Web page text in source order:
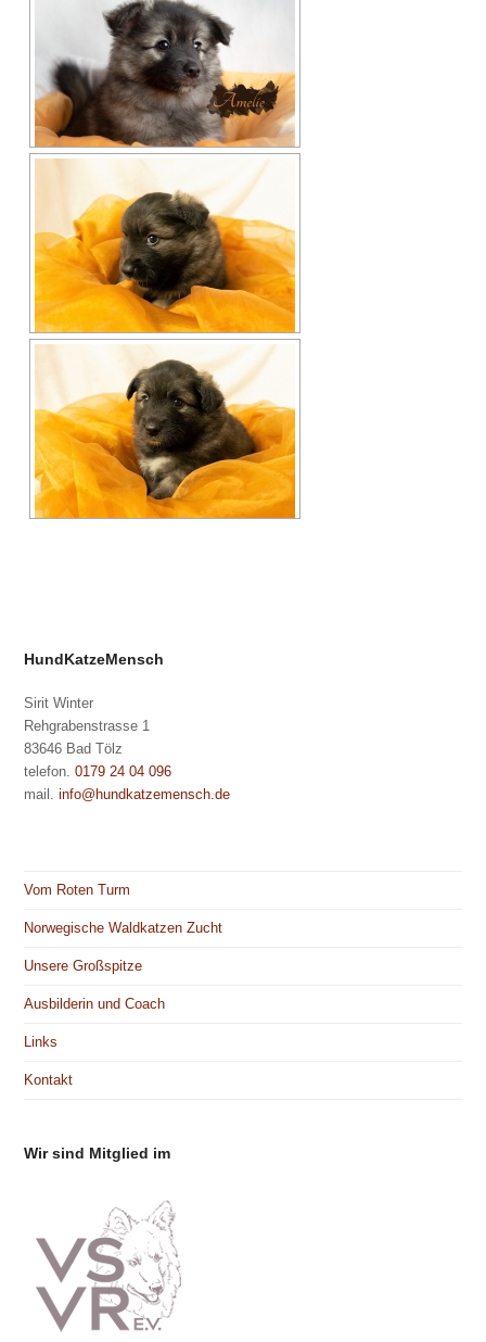
HundKatzeMensch
Sirit Winter
Rehgrabenstrasse 1
83646 Bad Tölz
telefon.0179 24 04 096
mail.info@hundkatzemensch.de
Vom Roten Turm
Norwegische Waldkatzen Zucht
Unsere Großspitze
Ausbilderin und Coach
Links
Kontakt
Wir sind Mitglied im